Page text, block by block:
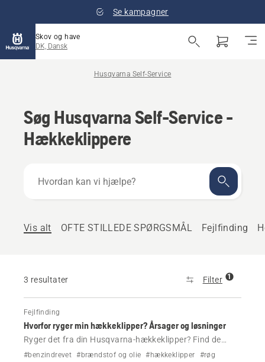
Se kampagner
Skov og have
DK, Dansk
Husqvarna Self-Service
Søg Husqvarna Self-Service -
Hækkeklippere
kan
Vis alt
OFTE STILLEDE SPØRGSMÅL Fejlfinding
3 resultater Filter 1
Fejlfinding
Hvorfor ryger min hækkeklipper? Årsager og løsninger
Ryger det fra din Husqvarna-hækkeklipper? Find de
mest almindelige årsager – brændstofblanding,
#benzindrevet #brændstof og olie #hækkeklipper #røg